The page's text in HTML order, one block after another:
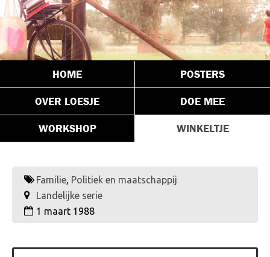
HOME POSTERS
OVER LOESJE DOE MEE
WORKSHOP WINKELTJE
Familie, Politiek en maatschappij
Landelijke serie
1 maart 1988